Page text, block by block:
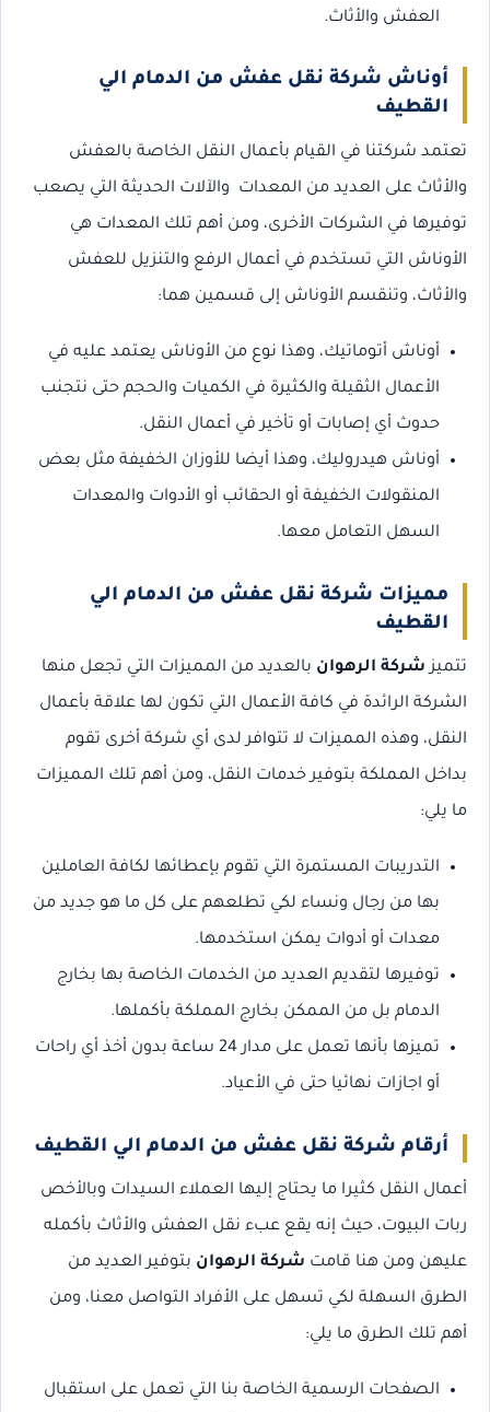
العفش والأثاث.
أوناش شركة نقل عفش من الدمام الي
القطيف
تعتمد شركتنا في القيام بأعمال النقل الخاصة بالعفش
والأثاث على العديد من المعدات والآلات الحديثة التي يصعب
توفيرها في الشركات الأخرى، ومن أهم تلك المعدات هي
الأوناش التي تستخدم في أعمال الرفع والتنزيل للعفش
والأثاث، وتنقسم الأوناش إلى قسمين هما:
أوناش أتوماتيك، وهذا نوع من الأوناش يعتمد عليه في
الأعمال الثقيلة والكثيرة في الكميات والحجم حتى نتجنب
حدوث أي إصابات أو تأخير في أعمال النقل.
أوناش هيدروليك، وهذا أيضا للأوزان الخفيفة مثل بعض
المنقولات الخفيفة أو الحقائب أو الأدوات والمعدات
السهل التعامل معها.
مميزات شركة نقل عفش من الدمام الي
القطيف
تتميز شركة الرهوان بالعديد من المميزات التي تجعل منها
الشركة الرائدة في كافة الأعمال التي تكون لها علاقة بأعمال
النقل، وهذه المميزات لا تتوافر لدى أي شركة أخرى تقوم
بداخل المملكة بتوفير خدمات النقل، ومن أهم تلك المميزات
ما يلي:
التدريبات المستمرة التي تقوم بإعطائها لكافة العاملين
بها من رجال ونساء لكي تطلعهم على كل ما هو جديد من
معدات أو أدوات يمكن استخدمها.
توفيرها لتقديم العديد من الخدمات الخاصة بها بخارج
الدمام بل من الممكن بخارج المملكة بأكملها.
تميزها بأنها تعمل على مدار 24 ساعة بدون أخذ أي راحات
أو اجازات نهائيا حتى في الأعياد.
أرقام شركة نقل عفش من الدمام الي القطيف
أعمال النقل كثيرا ما يحتاج إليها العملاء السيدات وبالأخص
ربات البيوت، حيث إنه يقع عبء نقل العفش والأثاث بأكمله
عليهن ومن هنا قامت شركة الرهوان بتوفير العديد من
الطرق السهلة لكي تسهل على الأفراد التواصل معنا، ومن
أهم تلك الطرق ما يلي:
الصفحات الرسمية الخاصة بنا التي تعمل على استقبال